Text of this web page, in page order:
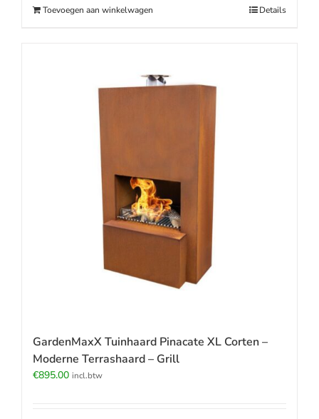
Toevoegen aan winkelwagen Details
GardenMaxX Tuinhaard Pinacate XL Corten –
Moderne Terrashaard – Grill
€895.00 incl.btw